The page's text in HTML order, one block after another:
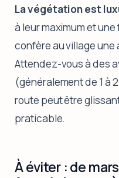
La végétation est
à leur maximum et
confère au village
Attendez-vous à des
(généralement de 1 à
route peut être
praticable.
À éviter : de